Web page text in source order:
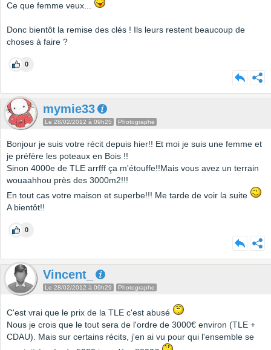
Ce que femme veux...
Donc bientôt la remise des clés ! Ils leurs restent beaucoup de
choses à faire ?
0
mymie33
Le 28/02/2012 à 09h25 Photographe
Bonjour je suis votre récit depuis hier!! Et moi je suis une femme et
je préfère les poteaux en Bois !!
Sinon 4000e de TLE arrfff ça m'étouffe!!Mais vous avez un terrain
wouaahhou près des 3000m2!!!
En tout cas votre maison et superbe!!! Me tarde de voir la suite
A bientôt!!
0
Vincent_
Le 28/02/2012 à 09h29 Photographe
C'est vrai que le prix de la TLE c'est abusé
Nous je crois que le tout sera de l'ordre de 3000€ environ (TLE +
CDAU). Mais sur certains récits, j'en ai vu pour qui l'ensemble se